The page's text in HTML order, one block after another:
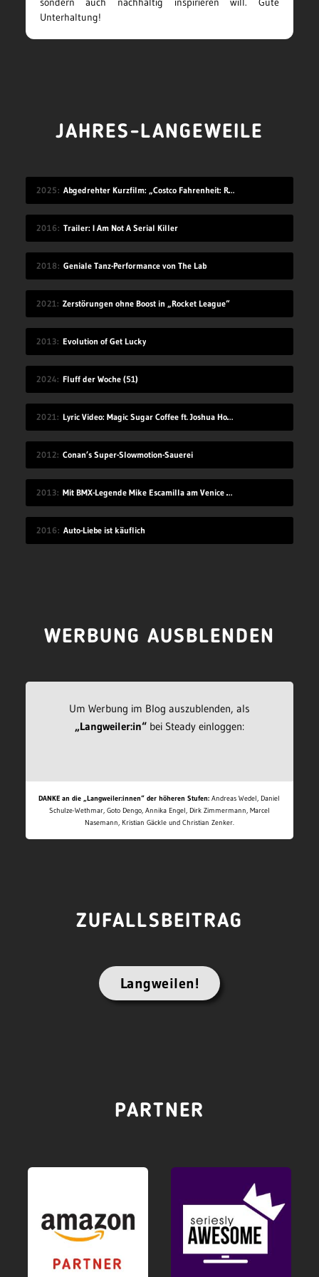
Unterhaltung!
JAHRES-LANGEWEILE
2025 Abgedrehter Kurzfilm: „Costco Fahrenheit: Reborn: Meow meow’s Revenge“
2016 Trailer: I Am Not A Serial Killer
2018 Geniale Tanz-Performance von The Lab
2021 Zerstörungen ohne Boost in „Rocket League“
2013 Evolution of Get Lucky
2024 Fluff der Woche (51)
2021 Lyric Video: Magic Sugar Coffee ft. Joshua Howlett – „Blkout“
2012 Conan’s Super-Slowmotion-Sauerei
2013 Mit BMX-Legende Mike Escamilla am Venice Beach
2016 Auto-Liebe ist käuflich
WERBUNG AUSBLENDEN
Um Werbung im Blog auszublenden, als
„Langweiler:in“bei Steady einloggen:
DANKE an die „Langweiler:innen“ der höheren Stufen: Andreas Wedel, Daniel
Schulze-Wethmar, Goto Dengo, Annika Engel, Dirk Zimmermann, Marcel
Nasemann, Kristian Gäckle und Christian Zenker.
ZUFALLSBEITRAG
Langweilen!
PARTNER